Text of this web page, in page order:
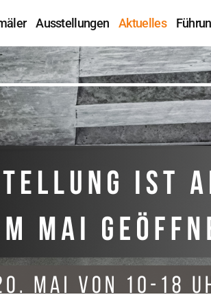
Ausstellungen Aktuelles